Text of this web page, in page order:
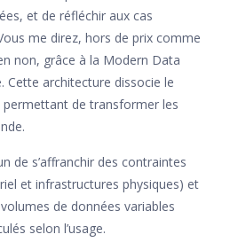
et de réfléchir aux cas
me direz, hors de prix comme
non, grâce à la Modern Data
Cette architecture dissocie le
permettant de transformer les
de s’affranchir des contraintes
et infrastructures physiques) et
de données variables
selon l’usage.